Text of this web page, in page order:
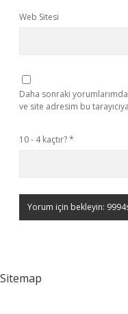
Web Sitesi
Daha sonraki
ve site adresim bu
10 - 4 kaçtır?*
Sitemap